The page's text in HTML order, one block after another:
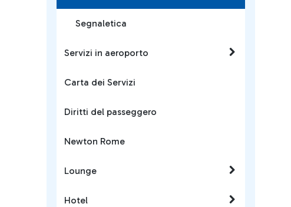
Segnaletica
Servizi in aeroporto
Carta dei Servizi
Diritti del passeggero
Newton Rome
Lounge
Hotel